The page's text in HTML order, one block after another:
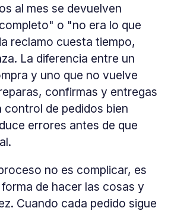
al mes se devuelven
o "no era lo que
reclamo cuesta tiempo,
La diferencia entre un
y uno que no vuelve
confirmas y entregas
control de pedidos bien
errores antes de que
no es complicar, es
de hacer las cosas y
Cuando cada pedido sigue